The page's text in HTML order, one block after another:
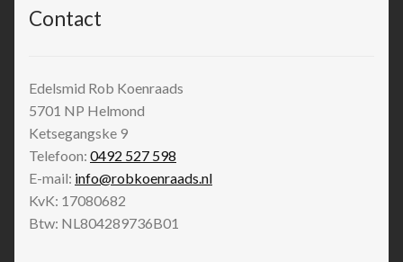
Contact
Edelsmid Rob Koenraads
5701 NP Helmond
Ketsegangske 9
Telefoon: 0492 527 598
E-mail: info@robkoenraads.nl
KvK: 17080682
Btw: NL804289736B01